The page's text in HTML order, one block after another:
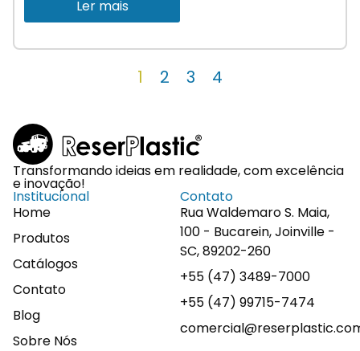
Ler mais
1 2 3 4
Transformando ideias em realidade, com excelência
e inovação!
Institucional
Home
Produtos
Catálogos
Contato
Blog
Sobre Nós
Contato
Rua Waldemaro S. Maia,
100 - Bucarein, Joinville -
SC, 89202-260
+55 (47) 3489-7000
+55 (47) 99715-7474